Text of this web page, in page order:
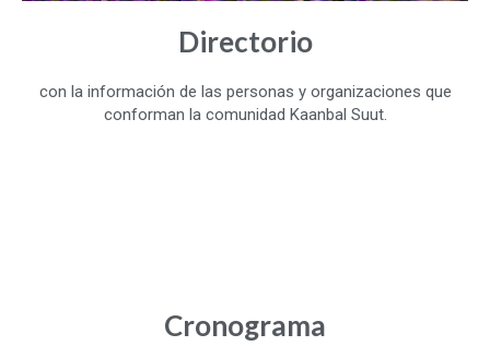
Directorio
con la información de las personas y organizaciones que
conforman la comunidad Kaanbal Suut.
Cronograma